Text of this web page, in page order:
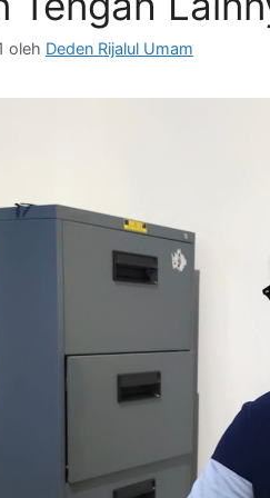
oleh Deden Rijalul Umam